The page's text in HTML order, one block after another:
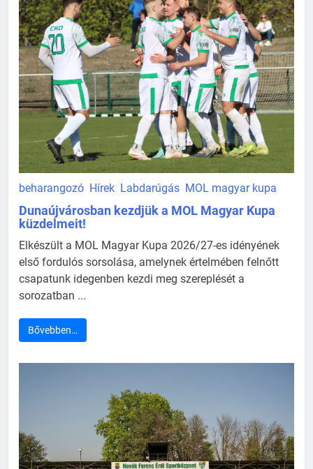
beharangozó Hírek Labdarúgás MOL magyar kupa
Dunaújvárosban kezdjük a MOL Magyar Kupa
küzdelmeit!
Elkészült a MOL Magyar Kupa 2026/27-es idényének
első fordulós sorsolása, amelynek értelmében felnőtt
csapatunk idegenben kezdi meg szereplését a
sorozatban ...
Bővebben…